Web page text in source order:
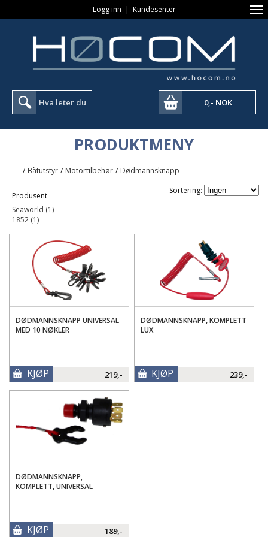
Logg inn | Kundesenter
0,- NOK
PRODUKTMENY
/ Båtutstyr / Motortilbehør / Dødmannsknapp
Sortering:
Produsent
Seaworld (1)
1852 (1)
DØDMANNSKNAPP UNIVERSAL
MED 10 NØKLER
219,-
KJØP
DØDMANNSKNAPP, KOMPLETT
LUX
239,-
KJØP
DØDMANNSKNAPP,
KOMPLETT, UNIVERSAL
189,-
KJØP